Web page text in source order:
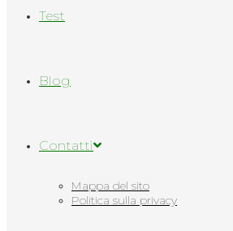
Test
Blog
Contatti
Mappa del sito
Politica sulla privacy